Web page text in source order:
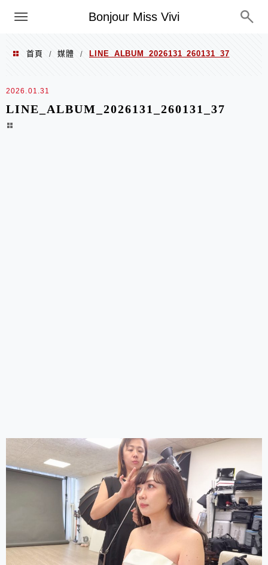
Bonjour Miss Vivi
選單
首頁 / 媒體 / LINE_ALBUM_2026131_260131_37
2026.01.31
LINE_ALBUM_2026131_260131_37